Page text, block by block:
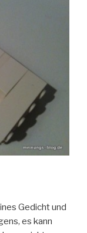
Gedicht und
es kann